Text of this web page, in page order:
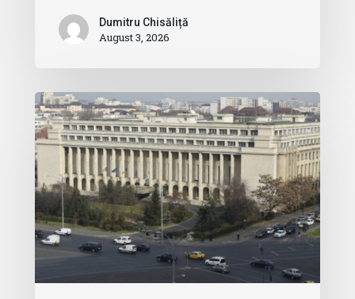
Dumitru Chisăliță
August 3, 2026